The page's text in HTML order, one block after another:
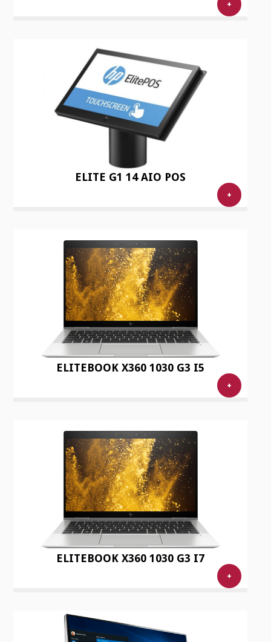
+
ELITE G1 14 AIO POS
+
ELITEBOOK X360 1030 G3 I5
+
ELITEBOOK X360 1030 G3 I7
+